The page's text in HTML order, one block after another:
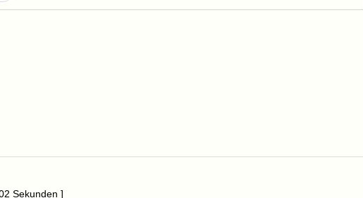
Sekunden ]